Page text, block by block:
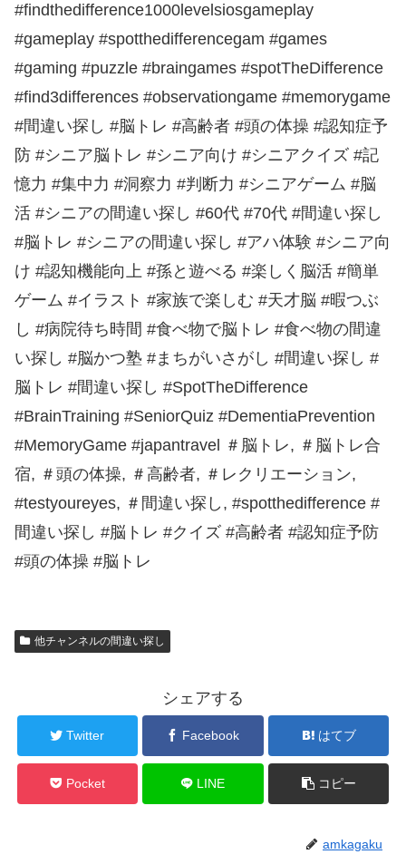
#findthedifference1000levelsiosgameplay
#gameplay #spotthedifferencegam #games
#gaming #puzzle #braingames #spotTheDifference
#find3differences #observationgame #memorygame
#間違い探し #脳トレ #高齢者 #頭の体操 #認知症予
防 #シニア脳トレ #シニア向け #シニアクイズ #記
憶力 #集中力 #洞察力 #判断力 #シニアゲーム #脳
活 #シニアの間違い探し #60代 #70代 #間違い探し
#脳トレ #シニアの間違い探し #アハ体験 #シニア向
け #認知機能向上 #孫と遊べる #楽しく脳活 #簡単
ゲーム #イラスト #家族で楽しむ #天才脳 #暇つぶ
し #病院待ち時間 #食べ物で脳トレ #食べ物の間違
い探し #脳かつ塾 #まちがいさがし #間違い探し #
脳トレ #間違い探し #SpotTheDifference
#BrainTraining #SeniorQuiz #DementiaPrevention
#MemoryGame #japantravel ＃脳トレ, ＃脳トレ合
宿, ＃頭の体操, ＃高齢者, ＃レクリエーション,
#testyoureyes, ＃間違い探し, #spotthedifference #
間違い探し #脳トレ #クイズ #高齢者 #認知症予防
#頭の体操 #脳トレ
他チャンネルの間違い探し
シェアする
Twitter Facebook はてブ
Pocket LINE コピー
amkagaku